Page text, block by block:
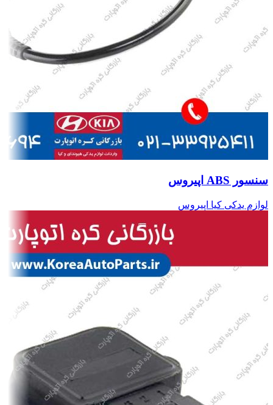
سنسور ABS اپیروس
لوازم یدکی کیا اپیروس